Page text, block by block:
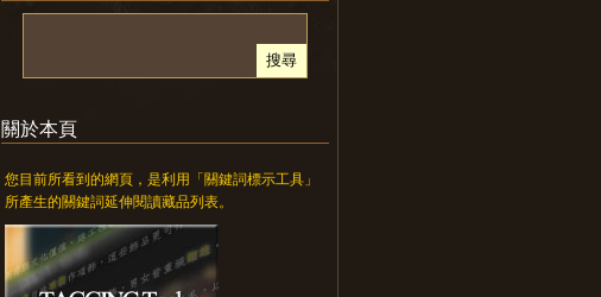
關於本頁
您目前所看到的網頁，是利用「關鍵詞標示工具」
所產生的關鍵詞延伸閱讀藏品列表。